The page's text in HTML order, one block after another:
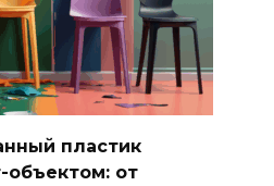
пластик
объектом: от